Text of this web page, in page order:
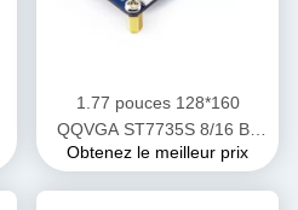
1.77 pouces 128*160
QQVGA ST7735S 8/16 Bit
MCU Interface TFT Module
Obtenez le meilleur prix